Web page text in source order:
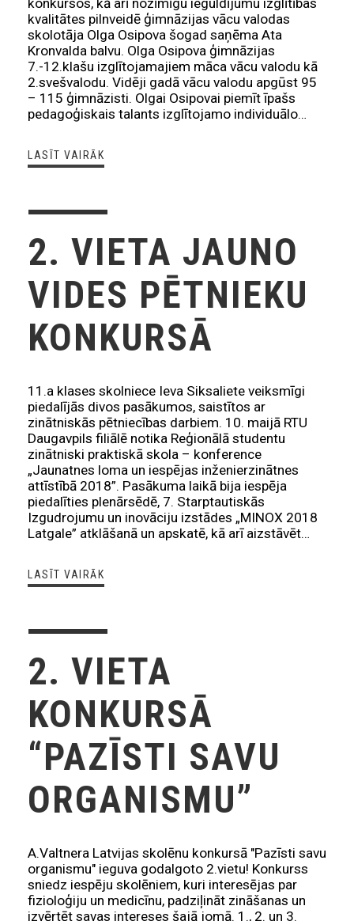
konkursos, kā arī nozīmīgu ieguldījumu izglītības
kvalitātes pilnveidē ģimnāzijas vācu valodas
skolotāja Olga Osipova šogad saņēma Ata
Kronvalda balvu. Olga Osipova ģimnāzijas
7.-12.klašu izglītojamajiem māca vācu valodu kā
2.svešvalodu. Vidēji gadā vācu valodu apgūst 95
– 115 ģimnāzisti. Olgai Osipovai piemīt īpašs
pedagoģiskais talants izglītojamo individuālo…
LASĪT VAIRĀK
2. VIETA JAUNO
VIDES PĒTNIEKU
KONKURSĀ
11.a klases skolniece Ieva Siksaliete veiksmīgi
piedalījās divos pasākumos, saistītos ar
zinātniskās pētniecības darbiem. 10. maijā RTU
Daugavpils filiālē notika Reģionālā studentu
zinātniski praktiskā skola – konference
„Jaunatnes loma un iespējas inženierzinātnes
attīstībā 2018”. Pasākuma laikā bija iespēja
piedalīties plenārsēdē, 7. Starptautiskās
Izgudrojumu un inovāciju izstādes „MINOX 2018
Latgale” atklāšanā un apskatē, kā arī aizstāvēt…
LASĪT VAIRĀK
2. VIETA
KONKURSĀ
“PAZĪSTI SAVU
ORGANISMU”
A.Valtnera Latvijas skolēnu konkursā "Pazīsti savu
organismu" ieguva godalgoto 2.vietu! Konkurss
sniedz iespēju skolēniem, kuri interesējas par
fizioloģiju un medicīnu, padziļināt zināšanas un
izvērtēt savas intereses šajā jomā. 1., 2. un 3.